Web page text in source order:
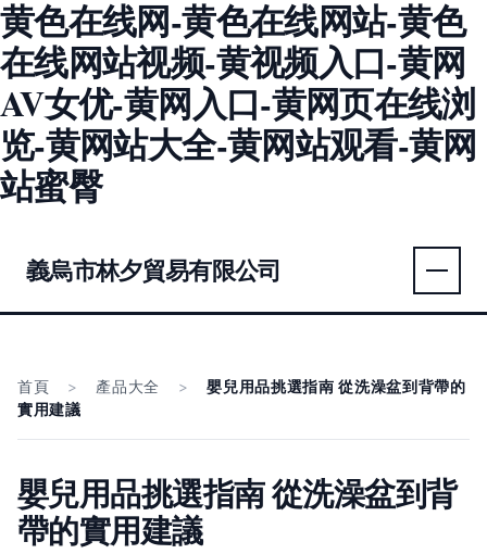
黄色在线网-黄色在线网站-黄色
在线网站视频-黄视频入口-黄网
AV女优-黄网入口-黄网页在线浏
览-黄网站大全-黄网站观看-黄网
站蜜臀
義烏市林夕貿易有限公司
首頁 > 產品大全 >
嬰兒用品挑選指南 從洗澡盆到背帶的
實用建議
嬰兒用品挑選指南 從洗澡盆到背
帶的實用建議